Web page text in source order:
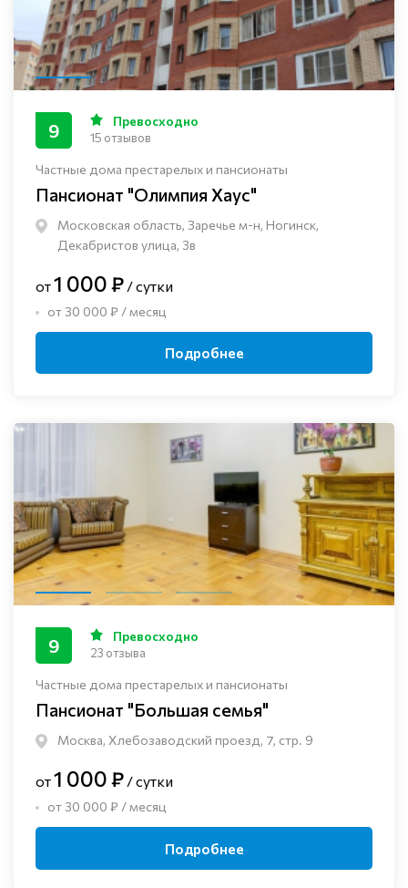
Частные дома престарелых и пансионаты
Пансионат "Олимпия Хаус"
Московская область, Заречье м-н, Ногинск, ​
Декабристов улица, 3в
9 Превосходно
15 отзывов
от1 000 ₽ / сутки
от 30 000 ₽ / месяц
Подробнее
Частные дома престарелых и пансионаты
Пансионат "Большая семья"
Москва, Хлебозаводский проезд, 7, стр. 9
9 Превосходно
23 отзыва
от1 000 ₽ / сутки
от 30 000 ₽ / месяц
Подробнее